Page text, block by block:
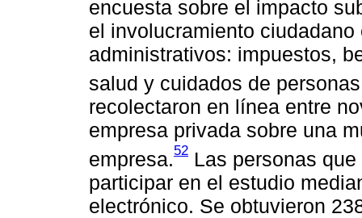
encuesta sobre el impacto
el involucramiento
administrativos: impuestos,
salud y cuidados de
recolectaron en línea entre
empresa privada sobre una
empresa.52 Las personas
participar en el estudio
electrónico. Se obtuvieron